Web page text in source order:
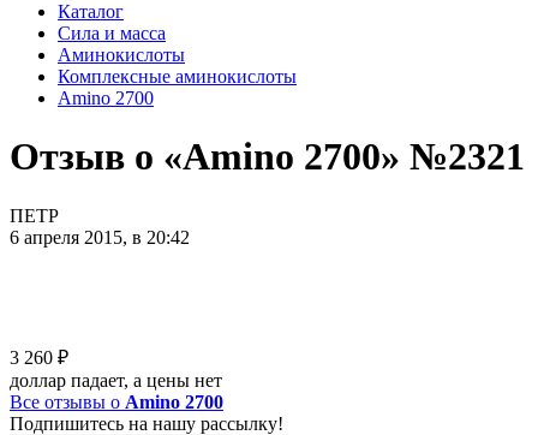
Каталог
Сила и масса
Аминокислоты
Комплексные аминокислоты
Amino 2700
Отзыв о «Amino 2700» №2321
ПЕТР
6 апреля 2015, в 20:42
3 260 ₽
доллар падает, а цены нет
Все отзывы о Amino 2700
Подпишитесь на нашу рассылку!